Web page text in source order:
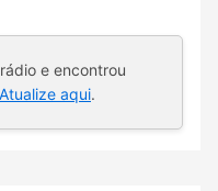
e encontrou
Atualize aqui.